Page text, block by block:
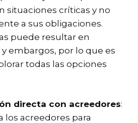
situaciones críticas y no
a sus obligaciones.
puede resultar en
embargos, por lo que es
todas las opciones
directa con acreedores:
los acreedores para